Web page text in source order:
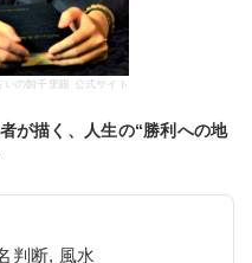
いの館千里眼 公式サイト
が描く、人生の“勝利への地
判断, 風水